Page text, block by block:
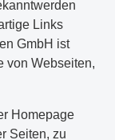
Links
GmbH ist
von Webseiten,
Homepage
Seiten, zu